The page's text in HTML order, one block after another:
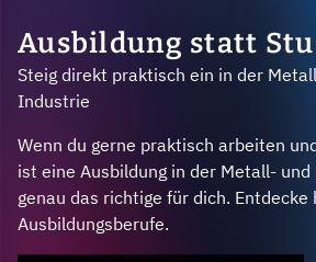
Ausbildung statt
Steig direkt praktisch ein in der
Industrie
Wenn du gerne praktisch arbeiten
ist eine Ausbildung in der Metall-
genau das richtige für dich.
Ausbildungsberufe.